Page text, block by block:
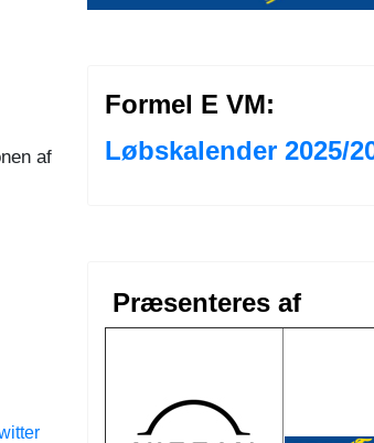
af
Formel E VM:
Løbskalender 2025/
Præsenteres af